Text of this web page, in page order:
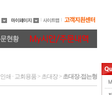
인쇄 · 교회용품 > 초대장 > 초대장-접는형